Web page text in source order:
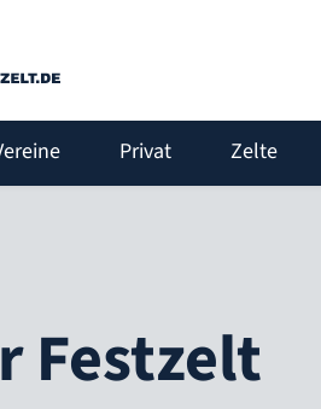
Privat Zelte
Festzelt